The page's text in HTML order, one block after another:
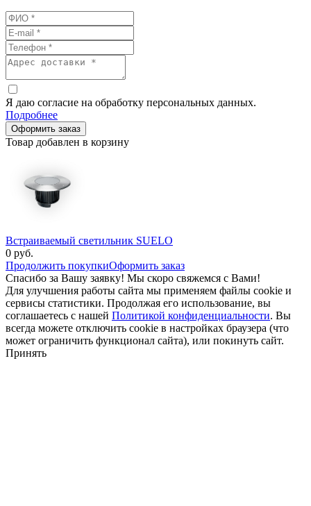
Я даю согласие на обработку персональных данных.
Подробнее
Оформить заказ
Товар добавлен в корзину
Встраиваемый светильник SUELO
0 руб.
Продолжить покупкиОформить заказ
Спасибо за Вашу заявку! Мы скоро свяжемся с Вами!
Для улучшения работы сайта мы применяем файлы cookie и
сервисы статистики. Продолжая его использование, вы
соглашаетесь с нашей Политикой конфиденциальности. Вы
всегда можете отключить cookie в настройках браузера (что
может ограничить функционал сайта), или покинуть сайт.
Принять